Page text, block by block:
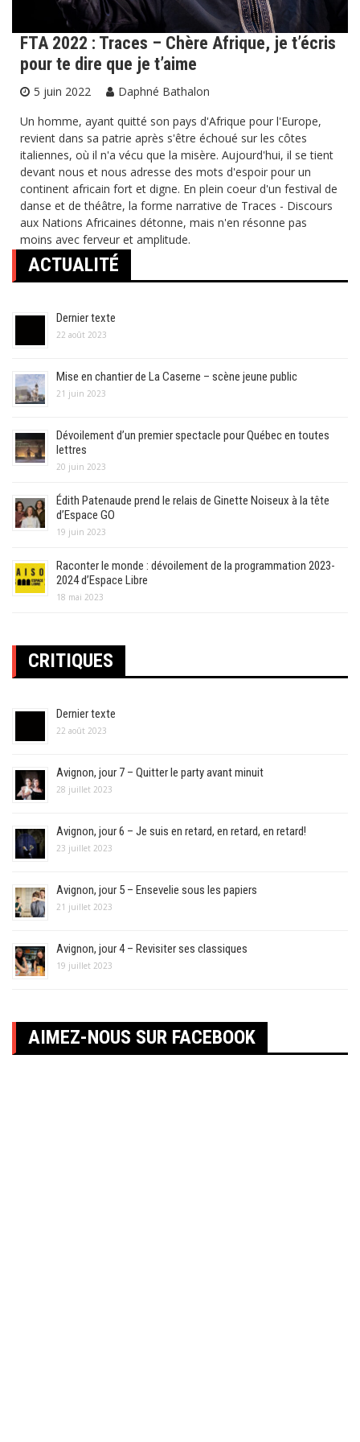
FTA 2022 : Traces – Chère Afrique, je t’écris
pour te dire que je t’aime
5 juin 2022
Daphné Bathalon
Un homme, ayant quitté son pays d'Afrique pour l'Europe,
revient dans sa patrie après s'être échoué sur les côtes
italiennes, où il n'a vécu que la misère. Aujourd'hui, il se tient
devant nous et nous adresse des mots d'espoir pour un
continent africain fort et digne. En plein coeur d'un festival de
danse et de théâtre, la forme narrative de Traces - Discours
aux Nations Africaines détonne, mais n'en résonne pas
moins avec ferveur et amplitude.
ACTUALITÉ
Dernier texte
22 août 2023
Mise en chantier de La Caserne – scène jeune public
21 juin 2023
Dévoilement d’un premier spectacle pour Québec en toutes
lettres
20 juin 2023
Édith Patenaude prend le relais de Ginette Noiseux à la tête
d’Espace GO
19 juin 2023
Raconter le monde : dévoilement de la programmation 2023-
2024 d’Espace Libre
18 mai 2023
CRITIQUES
Dernier texte
22 août 2023
Avignon, jour 7 – Quitter le party avant minuit
28 juillet 2023
Avignon, jour 6 – Je suis en retard, en retard, en retard!
23 juillet 2023
Avignon, jour 5 – Ensevelie sous les papiers
21 juillet 2023
Avignon, jour 4 – Revisiter ses classiques
19 juillet 2023
AIMEZ-NOUS SUR FACEBOOK